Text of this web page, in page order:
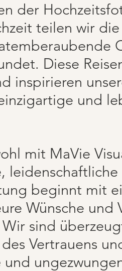
der
teilen wir
Diese
inspirieren
und
mit MaVie
beginnt mit
Wünsche
sind
Vertrauens
und